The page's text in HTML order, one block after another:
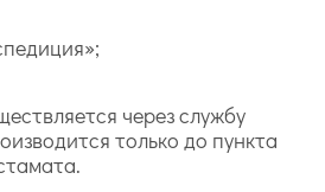
через службу
только до пункта